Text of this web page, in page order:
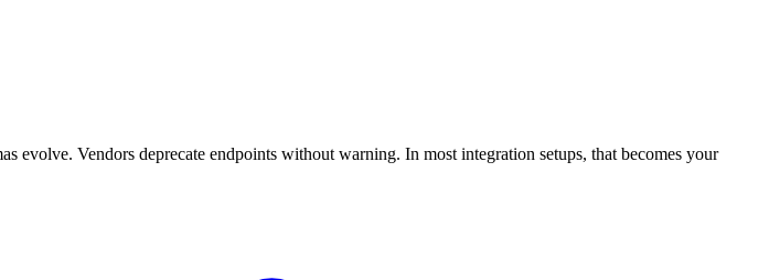
Vendors deprecate endpoints without warning. In most integration setups, that becomes your